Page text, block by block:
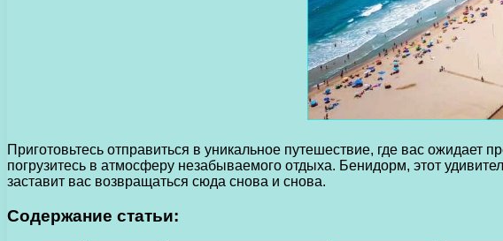
Приготовьтесь отправиться в уникальное путешествие, где вас ожидает
погрузитесь в атмосферу незабываемого отдыха. Бенидорм, этот
заставит вас возвращаться сюда снова и снова.
Содержание статьи: